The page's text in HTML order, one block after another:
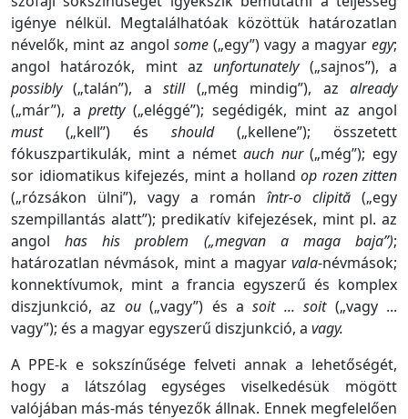
igénye nélkül. Megtalálhatóak közöttük határozatlan
névelők, mint az angol some(„egy”) vagy a magyaregy;
angol határozók, mint az unfortunately („sajnos”), a
possibly(„talán”), astill („még mindig”), azalready
(„már”), apretty(„eléggé”); segédigék, mint az angol
must („kell”) és should („kellene”); összetett
fókuszpartikulák, mint a németauch nur(„még”); egy
sor idiomatikus kifejezés, mint a holland op rozen zitten
(„rózsákon ülni”), vagy a román într-o clipită („egy
szempillantás alatt”); predikatív kifejezések, mint pl. az
angolhas his problem („megvan a maga baja”);
határozatlan névmások, mint a magyar vala-névmások;
konnektívumok, mint a francia egyszerű és komplex
diszjunkció, az ou(„vagy”) és asoit ... soit („vagy ...
vagy”); és a magyar egyszerű diszjunkció, a vagy.
A PPE-k e sokszínűsége felveti annak a lehetőségét,
hogy a látszólag egységes viselkedésük mögött
valójában más-más tényezők állnak. Ennek megfelelően